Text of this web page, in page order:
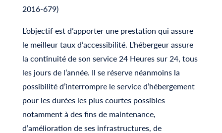
2016-679)
L’objectif est d’apporter une prestation qui assure
le meilleur taux d’accessibilité. L’hébergeur assure
la continuité de son service 24 Heures sur 24, tous
les jours de l’année. Il se réserve néanmoins la
possibilité d’interrompre le service d’hébergement
pour les durées les plus courtes possibles
notamment à des fins de maintenance,
d’amélioration de ses infrastructures, de